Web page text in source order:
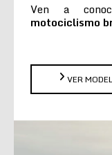
Ven a
motociclismo
VER